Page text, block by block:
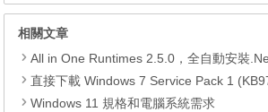
相關文章
All in One Runtimes 2.5.0，全自動安裝.Net Framework、Visual C++
直接下載 Windows 7 Service Pack 1
Windows 11 規格和電腦系統需求